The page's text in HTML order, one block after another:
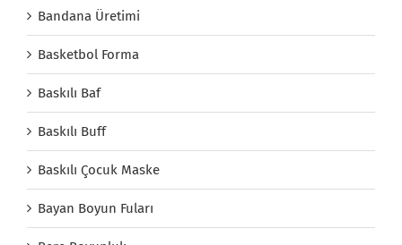
Bandana Üretimi
Basketbol Forma
Baskılı Baf
Baskılı Buff
Baskılı Çocuk Maske
Bayan Boyun Fuları